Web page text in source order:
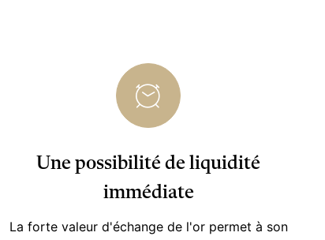
Une possibilité de liquidité
immédiate
La forte valeur d'échange de l'or permet à son